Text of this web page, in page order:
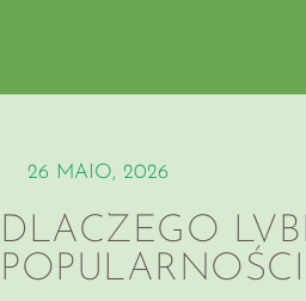
26 MAIO, 2026
DLACZEGO